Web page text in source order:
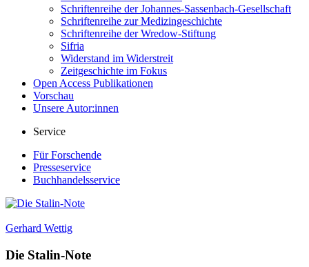
Schriftenreihe der Johannes-Sassenbach-Gesellschaft
Schriftenreihe zur Medizingeschichte
Schriftenreihe der Wredow-Stiftung
Sifria
Widerstand im Widerstreit
Zeitgeschichte im Fokus
Open Access Publikationen
Vorschau
Unsere Autor:innen
Service
Für Forschende
Presseservice
Buchhandelsservice
Gerhard Wettig
Die Stalin-Note